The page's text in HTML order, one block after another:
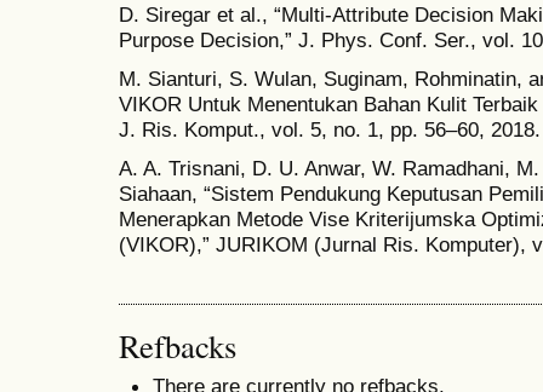
D. Siregar et al., “Multi-Attribute Decision
Purpose Decision,” J. Phys. Conf. Ser., vol.
M. Sianturi, S. Wulan, Suginam, Rohminatin,
VIKOR Untuk Menentukan Bahan Kulit
J. Ris. Komput., vol. 5, no. 1, pp. 56–60, 2018.
A. A. Trisnani, D. U. Anwar, W. Ramadhani,
Siahaan, “Sistem Pendukung Keputusan
Menerapkan Metode Vise Kriterijumska
(VIKOR),” JURIKOM (Jurnal Ris. Komputer),
Refbacks
There are currently no refbacks.